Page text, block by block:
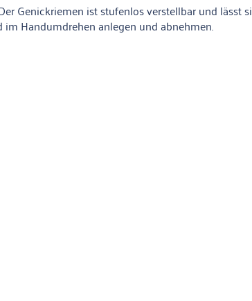
Genickriemen ist stufenlos verstellbar und lässt
Handumdrehen anlegen und abnehmen.